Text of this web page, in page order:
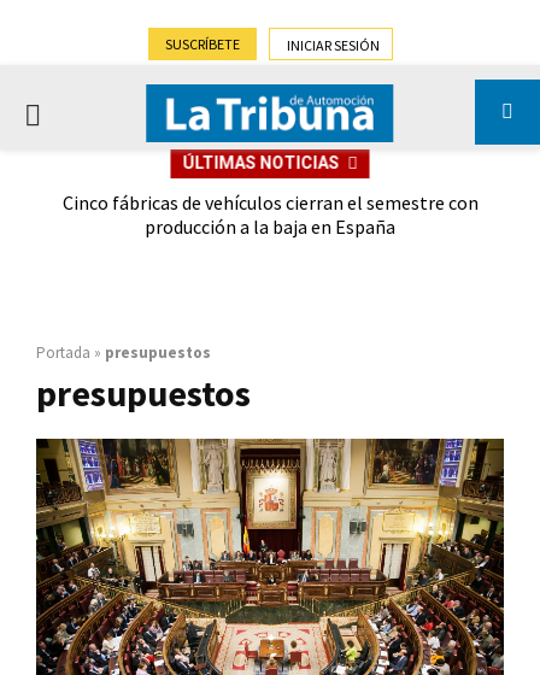
SUSCRÍBETE INICIAR SESIÓN
PRIMARY
ÚLTIMAS NOTICIAS
Cinco fábricas de vehículos cierran el semestre con
producción a la baja en España
Portada » presupuestos
presupuestos